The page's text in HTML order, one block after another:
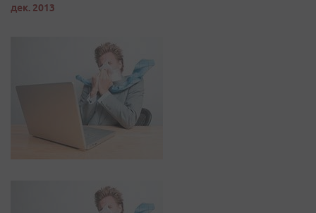
дек. 2013